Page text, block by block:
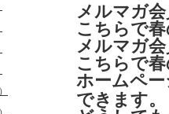
メルマガ
こちらで
メルマガ
こちらで
ホームペー
できます。